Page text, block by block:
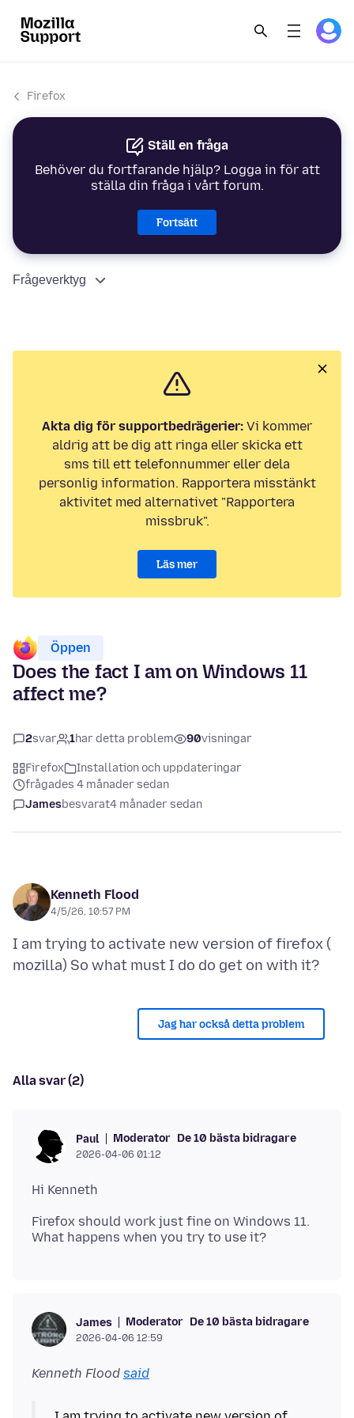
Firefox
Ställ en fråga
Behöver du fortfarande hjälp? Logga in för att
ställa din fråga i vårt forum.
Fortsätt
Frågeverktyg
Akta dig för supportbedrägerier: Vi kommer
aldrig att be dig att ringa eller skicka ett
sms till ett telefonnummer eller dela
personlig information. Rapportera misstänkt
aktivitet med alternativet "Rapportera
missbruk".
Läs mer
Öppen
Does the fact I am on Windows 11
affect me?
2svar 1har detta problem 90visningar
Firefox
Installation och uppdateringar
frågades 4 månader sedan
Jamesbesvarat4 månader sedan
Kenneth Flood
4/5/26, 10:57 PM
I am trying to activate new version of firefox (
Jag har också detta problem
Alla svar (2)
Paul Moderator De 10 bästa bidragare
2026-04-06 01:12
Firefox should work just fine on Windows 11.
James Moderator De 10 bästa bidragare
2026-04-06 12:59
Kenneth Flood said